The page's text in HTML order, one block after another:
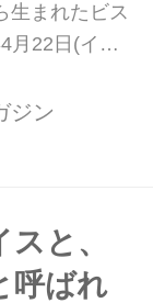
生まれたビス
月22日(イギ
者でもある
健吾氏とコ
ジン
と、
呼ばれ